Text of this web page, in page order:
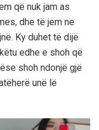
që nuk jam as
dhe të jem ne
Ky duhet të dijë
edhe e shoh që
shoh ndonjë gjë
unë lë